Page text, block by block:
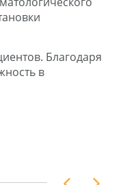
Благодаря
в